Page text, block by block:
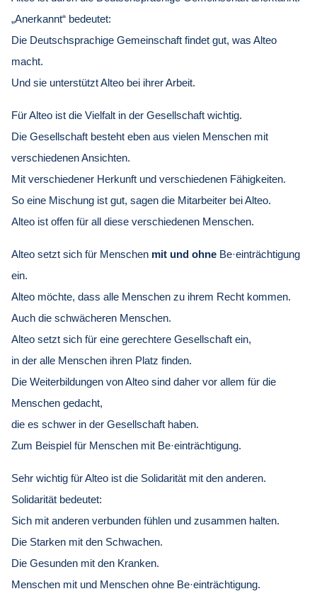
„Anerkannt“ bedeutet:
Die Deutschsprachige Gemeinschaft findet gut, was Alteo
macht.
Und sie unterstützt Alteo bei ihrer Arbeit.
Für Alteo ist die Vielfalt in der Gesellschaft wichtig.
Die Gesellschaft besteht eben aus vielen Menschen mit
verschiedenen Ansichten.
Mit verschiedener Herkunft und verschiedenen Fähigkeiten.
So eine Mischung ist gut, sagen die Mitarbeiter bei Alteo.
Alteo ist offen für all diese verschiedenen Menschen.
Alteo setzt sich für Menschen mit und ohne Be·einträchtigung
ein.
Alteo möchte, dass alle Menschen zu ihrem Recht kommen.
Auch die schwächeren Menschen.
Alteo setzt sich für eine gerechtere Gesellschaft ein,
in der alle Menschen ihren Platz finden.
Die Weiterbildungen von Alteo sind daher vor allem für die
Menschen gedacht,
die es schwer in der Gesellschaft haben.
Zum Beispiel für Menschen mit Be·einträchtigung.
Sehr wichtig für Alteo ist die Solidarität mit den anderen.
Solidarität bedeutet:
Sich mit anderen verbunden fühlen und zusammen halten.
Die Starken mit den Schwachen.
Die Gesunden mit den Kranken.
Menschen mit und Menschen ohne Be·einträchtigung.